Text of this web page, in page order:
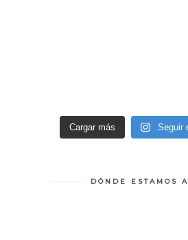
Cargar más Seguir
DÓNDE ESTAMOS